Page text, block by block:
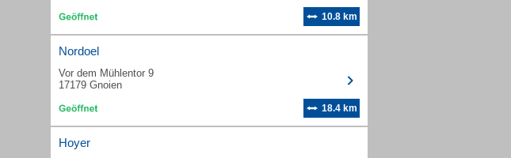
10.8 km
Nordoel
Vor dem Mühlentor 9
17179 Gnoien
18.4 km
Hoyer